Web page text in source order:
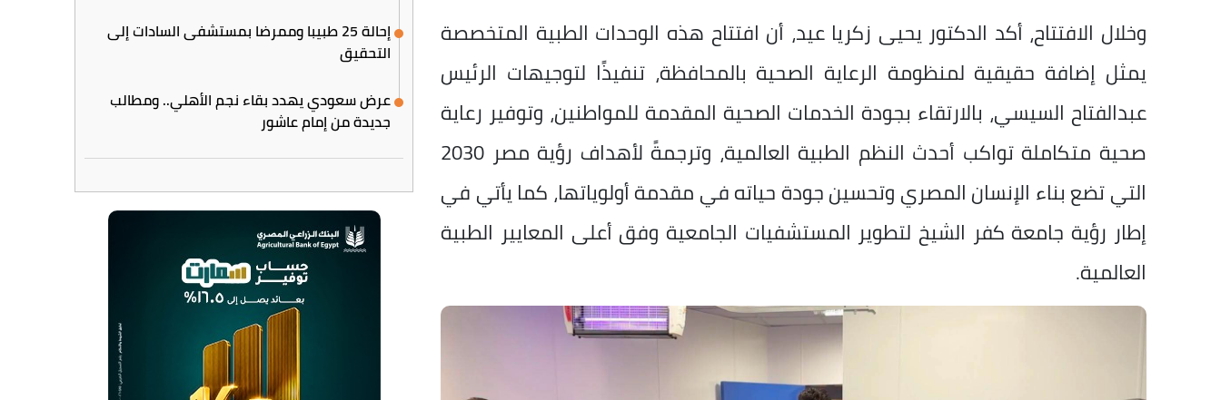
وخلال الافتتاح، أكد الدكتور يحيى زكريا عيد، أن افتتاح هذه الوحدات الطبية المتخصصة
يمثل إضافة حقيقية لمنظومة الرعاية الصحية بالمحافظة، تنفيذًا لتوجيهات الرئيس
عبدالفتاح السيسي، بالارتقاء بجودة الخدمات الصحية المقدمة للمواطنين، وتوفير رعاية
صحية متكاملة تواكب أحدث النظم الطبية العالمية، وترجمةً لأهداف رؤية مصر 2030
التي تضع بناء الإنسان المصري وتحسين جودة حياته في مقدمة أولوياتها، كما يأتي في
إطار رؤية جامعة كفر الشيخ لتطوير المستشفيات الجامعية وفق أعلى المعايير الطبية
العالمية.
إحالة 25 طبيبا وممرضا بمستشفى السادات إلى
التحقيق
عرض سعودي يهدد بقاء نجم الأهلي.. ومطالب
جديدة من إمام عاشور